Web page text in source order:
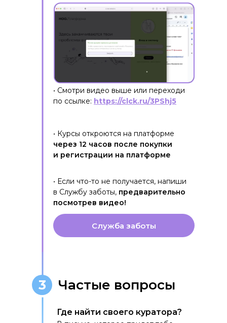
• Если что-то не получается, напиши
в Службу заботы, предварительно
посмотрев видео!️
• Курсы откроются на платформе
через 12 часов после покупки
и регистрации на платформе
Служба заботы
• Cмотри видео выше или переходи
по ссылке: https://clck.ru/3PShj5
3 Частые вопросы
Где найти своего куратора?